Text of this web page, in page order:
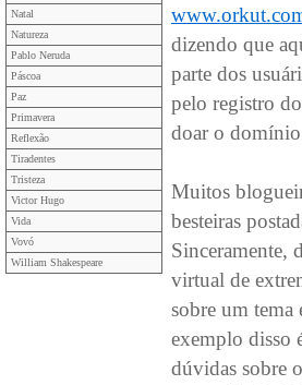
Natal
Natureza
Pablo Neruda
Páscoa
Paz
Primavera
Reflexão
Tiradentes
Tristeza
Victor Hugo
Vida
Vovó
William Shakespeare
dizendo que
parte dos
pelo registro
doar o domínio
Muitos
besteiras
Sinceramente,
virtual de
sobre um tema
exemplo disso
dúvidas sobre